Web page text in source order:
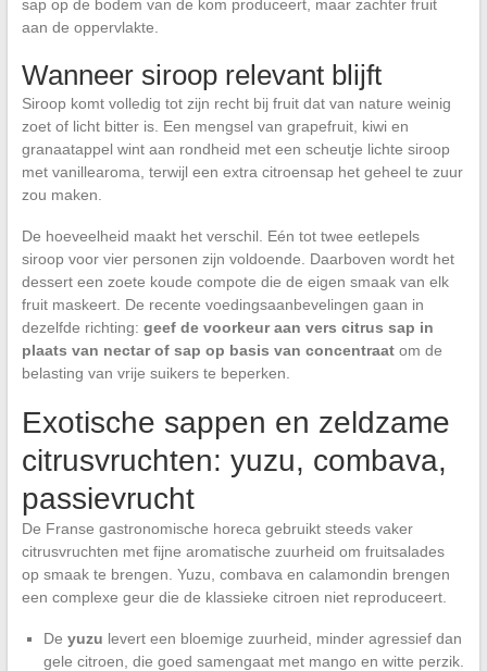
sap op de bodem van de kom produceert, maar zachter fruit
aan de oppervlakte.
Wanneer siroop relevant blijft
Siroop komt volledig tot zijn recht bij fruit dat van nature weinig
zoet of licht bitter is. Een mengsel van grapefruit, kiwi en
granaatappel wint aan rondheid met een scheutje lichte siroop
met vanillearoma, terwijl een extra citroensap het geheel te zuur
zou maken.
De hoeveelheid maakt het verschil. Eén tot twee eetlepels
siroop voor vier personen zijn voldoende. Daarboven wordt het
dessert een zoete koude compote die de eigen smaak van elk
fruit maskeert. De recente voedingsaanbevelingen gaan in
dezelfde richting: geef de voorkeur aan vers citrus sap in
plaats van nectar of sap op basis van concentraatom de
belasting van vrije suikers te beperken.
Exotische sappen en zeldzame
citrusvruchten: yuzu, combava,
passievrucht
De Franse gastronomische horeca gebruikt steeds vaker
citrusvruchten met fijne aromatische zuurheid om fruitsalades
op smaak te brengen. Yuzu, combava en calamondin brengen
een complexe geur die de klassieke citroen niet reproduceert.
De yuzu levert een bloemige zuurheid, minder agressief dan
gele citroen, die goed samengaat met mango en witte perzik.